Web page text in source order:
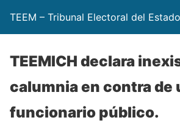
TEEM – Tribunal Electoral del
TEEMICH declara
calumnia en contra de
funcionario público.